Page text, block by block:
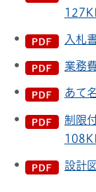
入札
業務
あて
制限
設計